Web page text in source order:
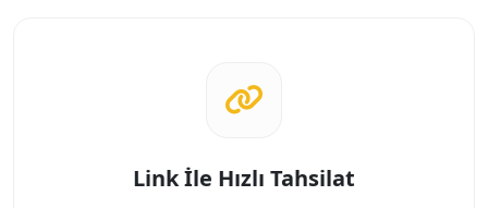
Link İle Hızlı Tahsilat